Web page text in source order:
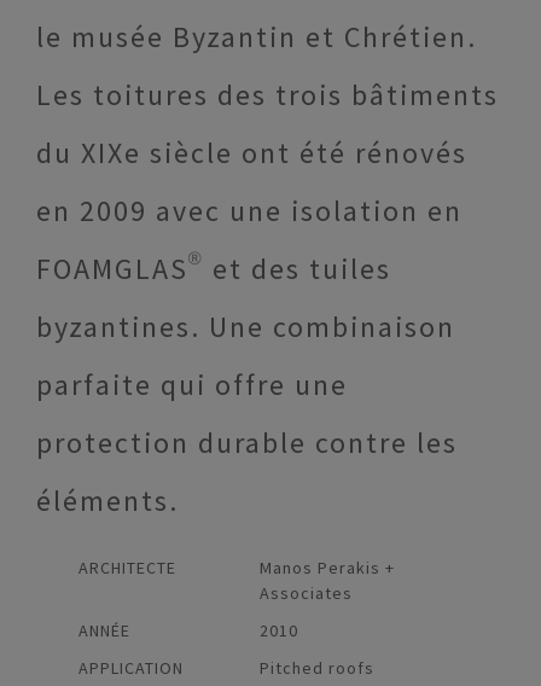
le musée Byzantin et Chrétien.
Les toitures des trois bâtiments
du XIXe siècle ont été rénovés
en 2009 avec une isolation en
FOAMGLAS® et des tuiles
byzantines. Une combinaison
parfaite qui offre une
protection durable contre les
éléments.
ARCHITECTE
Manos Perakis +
Associates
ANNÉE
2010
APPLICATION
Pitched roofs